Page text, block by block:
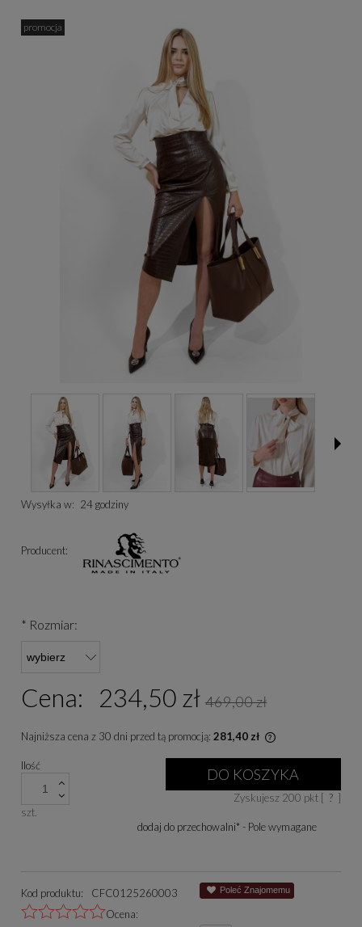
promocja
Wysyłka w: 24 godziny
Producent:
* Rozmiar:
Cena: 234,50 zł 469,00 zł
Najniższa cena z 30 dni przed tą promocją: 281,40 zł
niż 30 dni,
cena od
się w sprzedaży.
Ilość
szt.
DO KOSZYKA
Zyskujesz 200 pkt [ ? ]
dodaj do przechowalni* - Pole wymagane
Kod produktu:
CFC0125260003
Ocena:
Poleć Znajomemu